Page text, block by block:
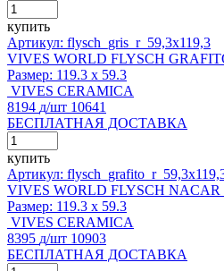
купить
Артикул: flysch_gris_r_59,3x119,3
VIVES WORLD FLYSCH
Размер: 119.3 x 59.3
VIVES CERAMICA
8194 д/шт 10641
БЕСПЛАТНАЯ ДОСТАВКА
купить
Артикул:
VIVES WORLD FLYSCH NACAR
Размер: 119.3 x 59.3
VIVES CERAMICA
8395 д/шт 10903
БЕСПЛАТНАЯ ДОСТАВКА